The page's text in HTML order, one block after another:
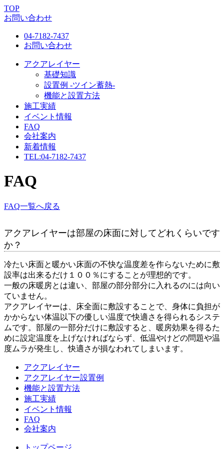
TOP
お問い合わせ
04-7182-7437
お問い合わせ
アクアレイヤー
基礎知識
設置例 -ツイン蓄熱-
機能と設置方法
施工実績
イベント情報
FAQ
会社案内
新着情報
TEL:04-7182-7437
FAQ
FAQ一覧へ戻る
アクアレイヤーは部屋の床面に対してどれくらいです
か？
冷たい床面と暖かい床面の不快な温度差を作らないために敷
設率は出来るだけ１００％にすることが理想的です。
一般の床暖房とは違い、部屋の部分部分に入れるのには向い
ていません。
アクアレイヤーは、床全面に敷設することで、身体に負担が
かからない体温以下の優しい温度で快適さを得られるシステ
ムです。部屋の一部分だけに敷設すると、暖房効果を得るた
めに設定温度を上げなければならず、低温やけどの問題や温
度ムラが発生し、快適さが損なわれてしまいます。
アクアレイヤー
アクアレイヤー設置例
機能と設置方法
施工実績
イベント情報
FAQ
会社案内
トップページ